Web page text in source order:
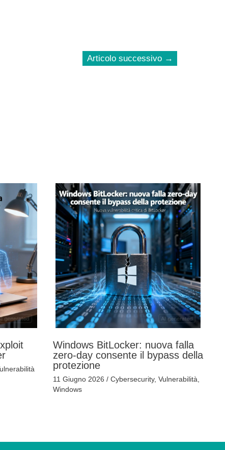
Articolo successivo →
Windows BitLocker: nuova falla
zero-day consente il bypass della
protezione
11 Giugno 2026 / Cybersecurity, Vulnerabilità
Windows